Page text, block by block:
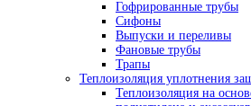
Гофрированные трубы
Сифоны
Выпуски и переливы
Фановые трубы
Трапы
Теплоизоляция уплотнения
Теплоизоляция на